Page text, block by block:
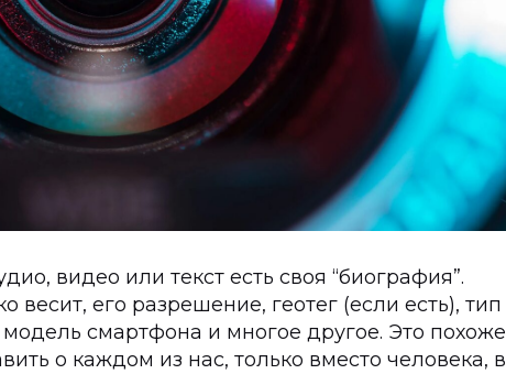
видео или текст есть своя “биография”.
весит, его разрешение, геотег (если есть), тип
смартфона и многое другое. Это похоже
о каждом из нас, только вместо человека, в